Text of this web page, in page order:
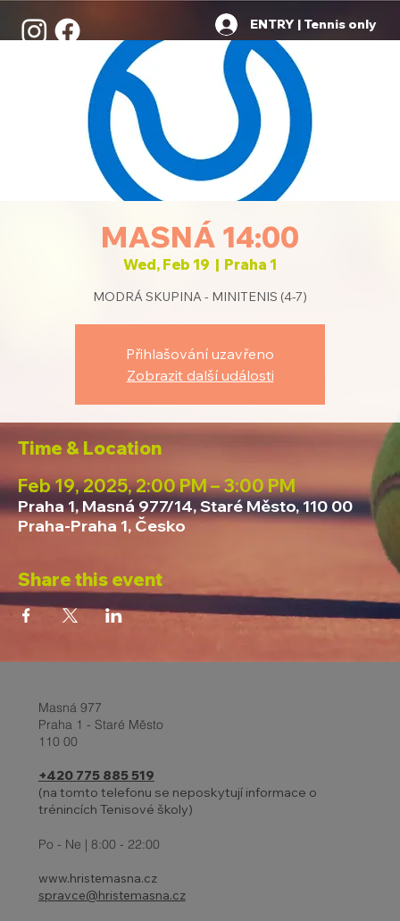
ENTRY | Tennis only
MASNÁ 14:00
Wed, Feb 19
  |
Praha 1
MODRÁ SKUPINA - MINITENIS (4-7)
Přihlašování uzavřeno
Zobrazit další události
Time & Location
Feb 19, 2025, 2:00 PM – 3:00 PM
Praha 1, Masná 977/14, Staré Město, 110 00
Praha-Praha 1, Česko
Share this event
Masná 977
Praha 1 - Staré Město
110 00
+420 775 885 519
(na tomto telefonu se neposkytují informace o
trénincích Tenisové školy)
Po - Ne | 8:00 - 22:00
www.hristemasna.cz
spravce@hristemasna.cz